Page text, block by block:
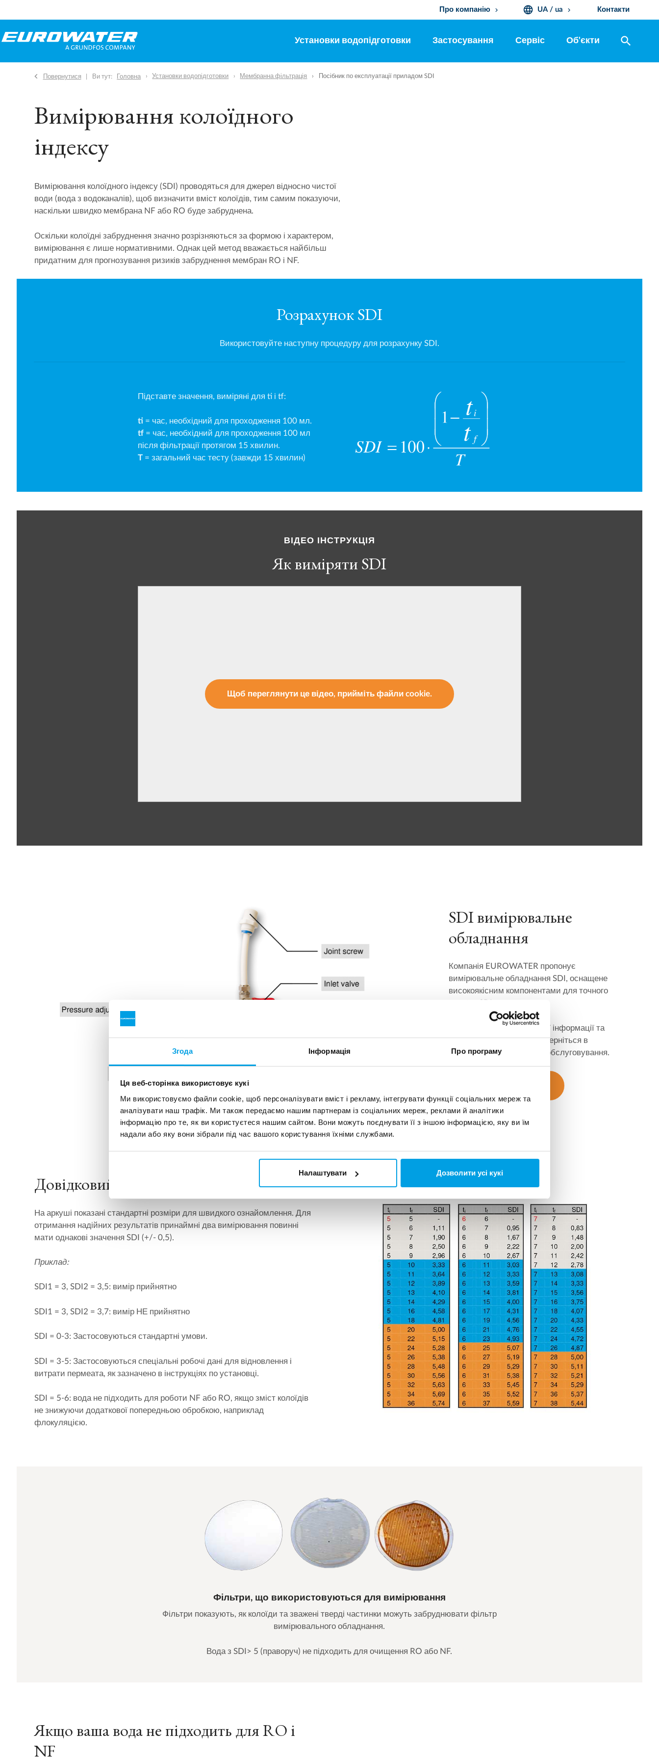
Згода Інформація Про програму
Ця веб-сторінка використовує кукі
Ми використовуємо файли cookie, щоб персоналізувати вміст і рекламу, інтегрувати функції соціальних мереж та
аналізувати наш трафік. Ми також передаємо нашим партнерам із соціальних мереж, реклами й аналітики
інформацію про те, як ви користуєтеся нашим сайтом. Вони можуть поєднувати її з іншою інформацією, яку ви їм
надали або яку вони зібрали під час вашого користування їхніми службами.
Налаштувати Дозволити усі кукі
Про компанію keyboard_arrow_down language UA / ua keyboard_arrow_down Контакти
Установки водопідготовки Застосування Сервіс Об'єкти search
Повернутися Ви тут: Головна Установки водопідготовки Мембранна фільтрація Посібник по експлуатації приладом SDI
Вимірювання колоїдного
індексу
Вимірювання колоїдного індексу (SDI) проводяться для джерел відносно чистої
води (вода з водоканалів), щоб визначити вміст колоїдів, тим самим показуючи,
наскільки швидко мембрана NF або RO буде забруднена.
Оскільки колоїдні забруднення значно розрізняються за формою і характером,
вимірювання є лише нормативними. Однак цей метод вважається найбільш
придатним для прогнозування ризиків забруднення мембран RO і NF.
Розрахунок SDI
Використовуйте наступну процедуру для розрахунку SDI.
Підставте значення, виміряні для ti і tf:
ti = час, необхідний для проходження 100 мл.
tf = час, необхідний для проходження 100 мл
після фільтрації протягом 15 хвилин.
T = загальний час тесту (завжди 15 хвилин)
ВІДЕО ІНСТРУКЦІЯ
Як виміряти SDI
Щоб переглянути це відео, прийміть файли cookie.
SDI вимірювальне
обладнання
Компанія EUROWATER пропонує
вимірювальне обладнання SDI, оснащене
високоякісним компонентами для точного
Для отримання додаткової інформації та
запиту технічних даних зверніться в
місцевий офіс продажів і обслуговування.
Довідковий лист для розрахованого SDI
На аркуші показані стандартні розміри для швидкого ознайомлення. Для
отримання надійних результатів принаймні два вимірювання повинні
мати однакові значення SDI (+/- 0,5).
Приклад:
SDI1 = 3, SDI2 = 3,5: вимір прийнятно
SDI1 = 3, SDI2 = 3,7: вимір НЕ прийнятно
SDI = 0-3: Застосовуються стандартні умови.
SDI = 3-5: Застосовуються спеціальні робочі дані для відновлення і
витрати пермеата, як зазначено в інструкціях по установці.
SDI = 5-6: вода не підходить для роботи NF або RO, якщо зміст колоїдів
не знижуючи додаткової попередньою обробкою, наприклад
флокуляцією.
Фільтри, що використовуються для вимірювання
Фільтри показують, як колоїди та зважені тверді частинки можуть забруднювати фільтр
вимірювального обладнання.
Вода з SDI> 5 (праворуч) не підходить для очищення RO або NF.
Якщо ваша вода не підходить для RO і
NF